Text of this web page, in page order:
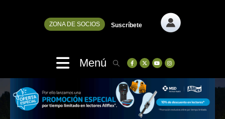
ZONA DE SOCIOS Suscríbete
Menú